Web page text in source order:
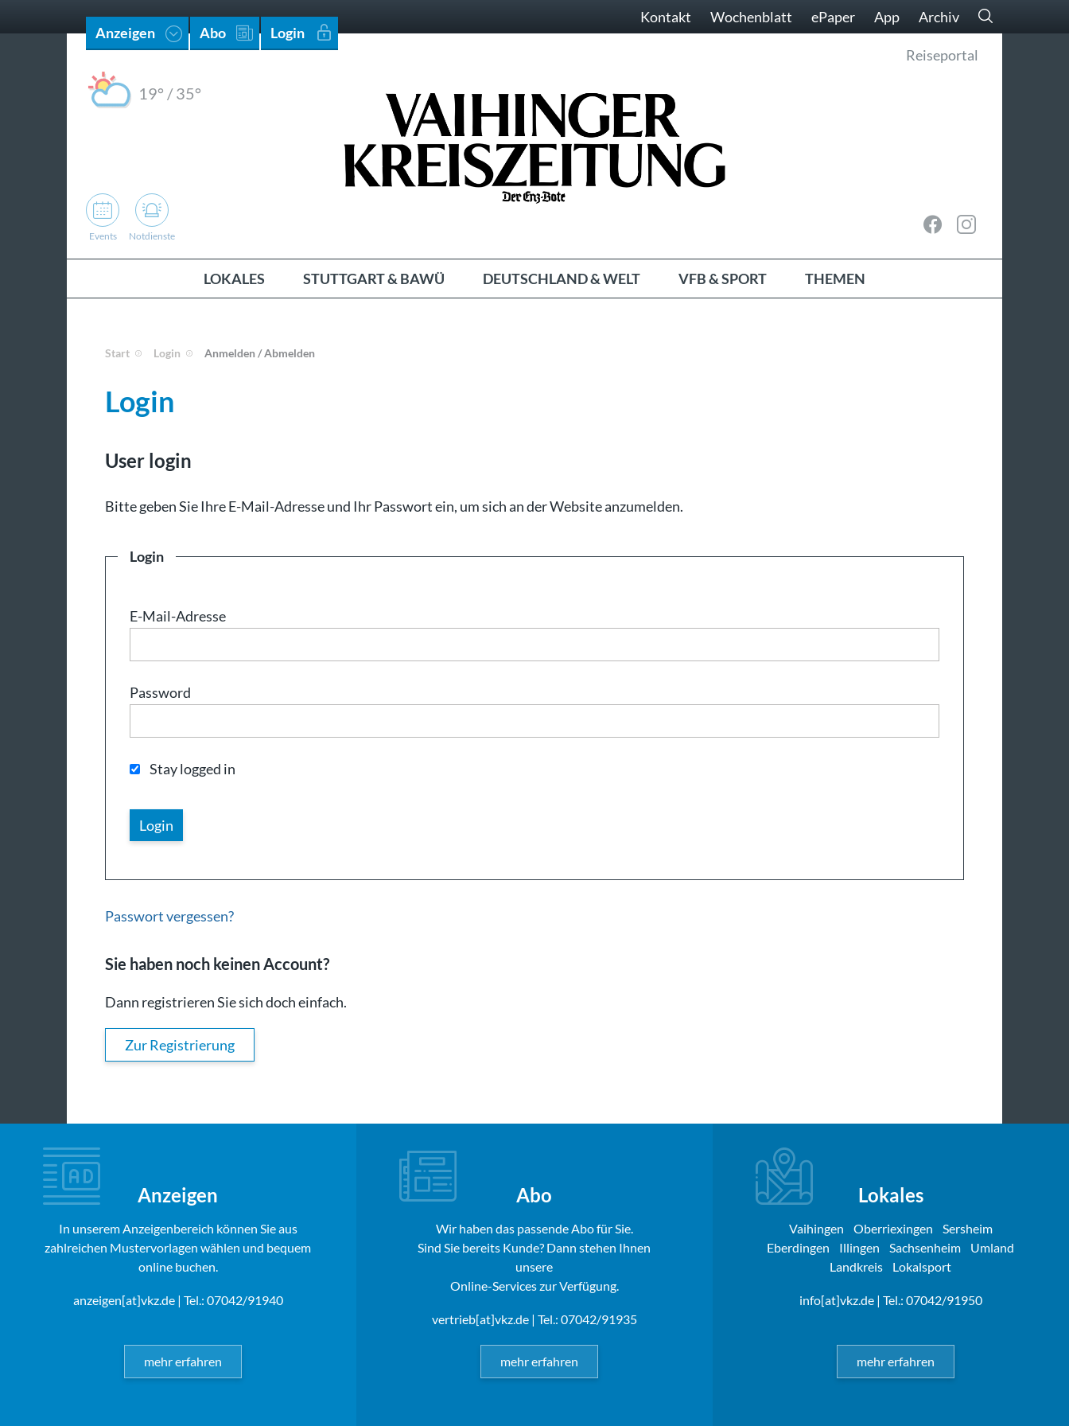
Anzeigen Abo Login
Kontakt Wochenblatt ePaper App Archiv
19° /35°
Reiseportal
Events Notdienste
LOKALES STUTTGART & BAWÜ DEUTSCHLAND & WELT VFB & SPORT THEMEN
Start Login Anmelden / Abmelden
Login
User login
Bit­te ge­ben Sie Ih­re E-Mail-Adresse und Ihr Pass­wort ein, um sich an der Web­site an­zu­mel­den.
Login
E-Mail-Adresse
Password
Stay logged in
Passwort vergessen?
Sie haben noch keinen Account?
Dann registrieren Sie sich doch einfach.
Zur Registrierung
Anzeigen
In unserem Anzeigenbereich können Sie aus
zahlreichen Mustervorlagen wählen und bequem
online buchen.
anzeigen[at]vkz.de| Tel.: 07042/91940
mehr erfahren
Abo
Wir haben das passende Abo für Sie.
Sind Sie bereits Kunde? Dann stehen Ihnen
unsere
Online-Services zur Verfügung.
vertrieb[at]vkz.de| Tel.: 07042/91935
mehr erfahren
Lokales
Vaihingen Oberriexingen
Sersheim
Eberdingen
Illingen Sachsenheim
Umland
Landkreis
Lokalsport
info[at]vkz.de| Tel.: 07042/91950
mehr erfahren